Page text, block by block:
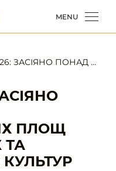
ПЛОЩ ЯРИХ ЗЕРНОВИХ ТА ЗЕРНОБОБОВИХ КУЛЬТУР
ПЛОЩ
ТА
MENU